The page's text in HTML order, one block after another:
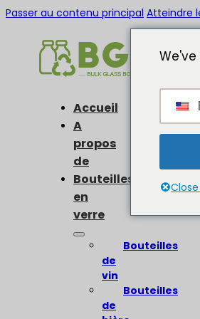
Passer au contenu principal Atteindre
Accueil
A
propos
de
Bouteilles
en
verre
Bouteilles
de
vin
Bouteilles
de